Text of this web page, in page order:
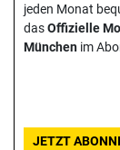
jeden Monat
dasOffizielle
München im
JETZT